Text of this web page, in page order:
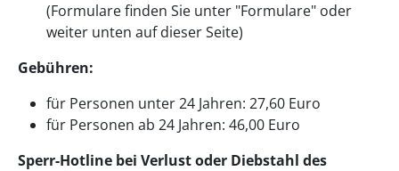
(Formulare finden Sie unter "Formulare" oder
weiter unten auf dieser Seite)
Gebühren:
für Personen unter 24 Jahren: 27,60 Euro
für Personen ab 24 Jahren: 46,00 Euro
Sperr-Hotline bei Verlust oder Diebstahl des